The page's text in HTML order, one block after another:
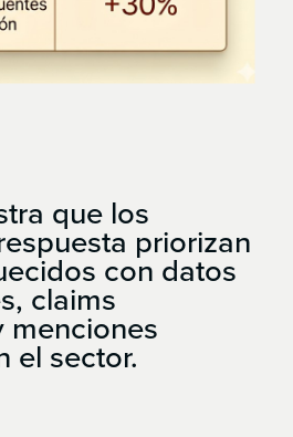
que los
priorizan
con datos
claims
menciones
el sector.